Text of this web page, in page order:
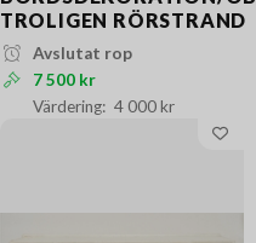
TROLIGEN RÖRSTRAND
Avslutat rop
7 500 kr
4 000 kr